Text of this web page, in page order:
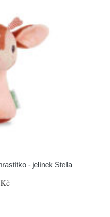
- jelínek Stella